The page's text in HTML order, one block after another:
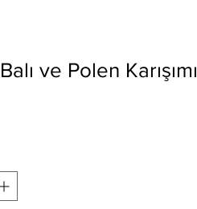
ve Polen Karışımı